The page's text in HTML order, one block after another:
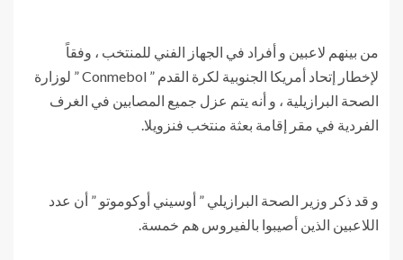
من بينهم لاعبين و أفراد في الجهاز الفني للمنتخب ، وفقاً
لإخطار إتحاد أمريكا الجنوبية لكرة القدم ” Conmebol ” لوزارة
الصحة البرازيلية ، و أنه يتم عزل جميع المصابين في الغرف
الفردية في مقر إقامة بعثة منتخب فنزويلا.
و قد ذكر وزير الصحة البرازيلي ” أوسيني أوكوموتو ” أن عدد
اللاعبين الذين أصيبوا بالفيروس هم خمسة.